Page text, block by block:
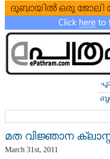
മത വിജ്ഞാന
March 31st, 2011